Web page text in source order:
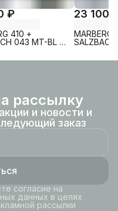
₽
410 +
043 MT-BL +
23 100
MARBERG
рассылку
и новости и
заказ
согласие на
данных в целях
рассылки